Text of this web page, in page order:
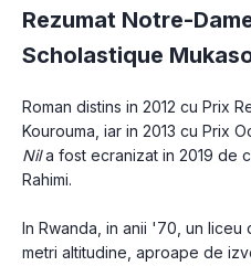
Rezumat Notre-
Scholastique
Roman distins in 2012 cu Prix
Kourouma, iar in 2013 cu Prix
Nil a fost ecranizat in 2019 de
Rahimi.
In Rwanda, in anii '70, un
metri altitudine, aproape de